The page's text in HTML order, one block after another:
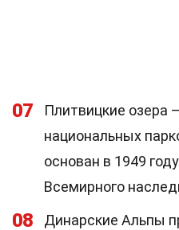
07
Плитвицкие озера
национальных
основан в 1949
Всемирного
08 Динарские Альпы